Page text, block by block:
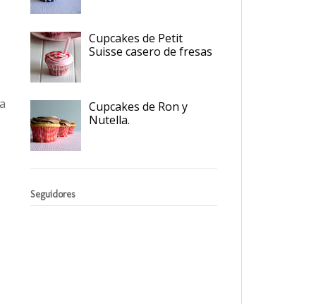
Cupcakes de Petit
Suisse casero de fresas
Cupcakes de Ron y
Nutella.
Seguidores